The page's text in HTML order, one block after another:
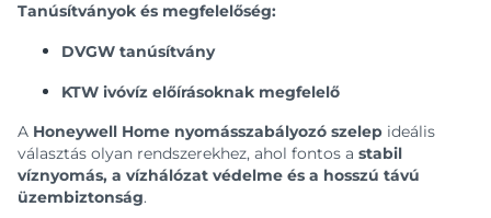
Tanúsítványok és megfelelőség:
DVGW tanúsítvány
KTW ivóvíz előírásoknak megfelelő
A Honeywell Home nyomásszabályozó szelep ideális
választás olyan rendszerekhez, ahol fontos a stabil
víznyomás, a vízhálózat védelme és a hosszú távú
üzembiztonság.